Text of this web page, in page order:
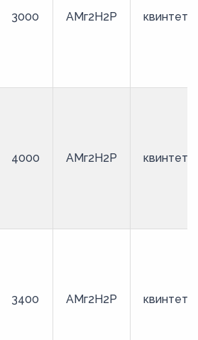
3000 АМг2Н2Р квинтет
4000 АМг2Н2Р квинтет
3400 АМг2Н2Р квинтет